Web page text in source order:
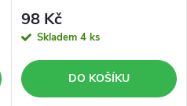
98 Kč
Skladem 4 ks
DO KOŠÍKU